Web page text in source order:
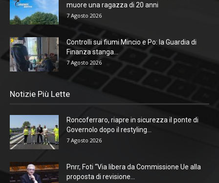
muore una ragazza di 20 anni
7 Agosto 2026
Controlli sui fiumi Mincio e Po: la Guardia di
Finanza stanga...
7 Agosto 2026
Notizie Più Lette
Roncoferraro, riapre in sicurezza il ponte di
Governolo dopo il restyling...
7 Agosto 2026
Pnrr, Foti “Via libera da Commissione Ue alla
proposta di revisione...